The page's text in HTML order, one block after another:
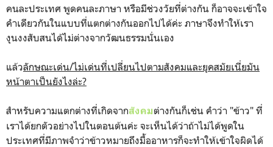
คนละประเทศ พูดคนละภาษา หรือมีช่วงวัยที่ต่างกัน ก็อาจจะเข้าใจ
คำเดียวกันในแบบที่แตกต่างกันออกไปได้ค่ะ ภาษาจึงทำให้เรา
งุนงงสับสนได้ไม่ต่างจากวัฒนธรรมนั่นเอง
แล้วลักษณะเด่น/ไม่เด่นที่เปลี่ยนไปตามสังคมและยุคสมัยเนี่ยมัน
หน้าตาเป็นยังไงล่ะ?
สำหรับความแตกต่างที่เกิดจากสังคมต่างกันก็เช่น คำว่า "ข้าว" ที่
เราได้ยกตัวอย่างไปในตอนต้นค่ะ จะเห็นได้ว่าถ้าไม่ได้พูดใน
ประเทศที่มีภาพจำว่าข้าวหมายถึงมื้ออาหารก็จะทำให้เข้าใจผิดได้